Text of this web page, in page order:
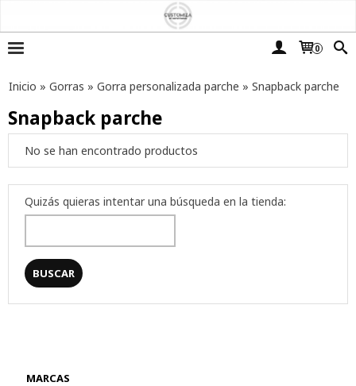
0
MARCAS
Inicio » Gorras » Gorra personalizada parche » Snapback parche
Snapback parche
No se han encontrado productos
Quizás quieras intentar una búsqueda en la tienda: